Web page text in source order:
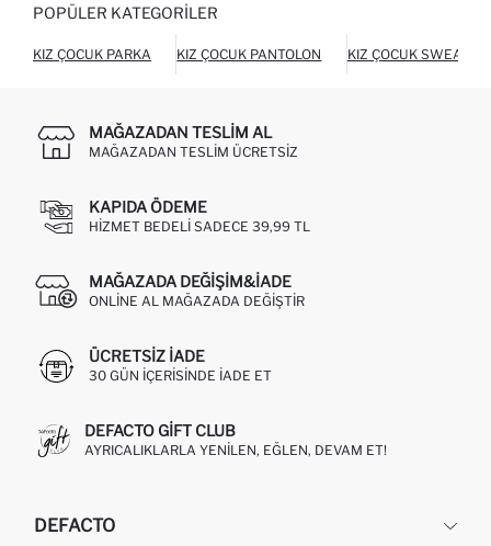
POPÜLER KATEGORILER
KIZ ÇOCUK PARKA KIZ ÇOCUK PANTOLON KIZ ÇOCUK
MAĞAZADAN TESLIM AL
MAĞAZADAN TESLIM ÜCRETSIZ
KAPIDA ÖDEME
HIZMET BEDELI SADECE 39,99 TL
MAĞAZADA DEĞIŞIM&İADE
ONLINE AL MAĞAZADA DEĞIŞTIR
ÜCRETSIZ IADE
30 GÜN IÇERISINDE IADE ET
DEFACTO GIFT CLUB
AYRICALIKLARLA YENILEN, EĞLEN, DEVAM ET!
DEFACTO